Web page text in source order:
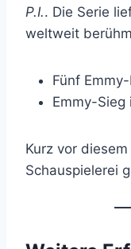
P.I.. Die Serie
weltweit
Fünf
Emmy-Sieg
Kurz vor
Schauspielerei